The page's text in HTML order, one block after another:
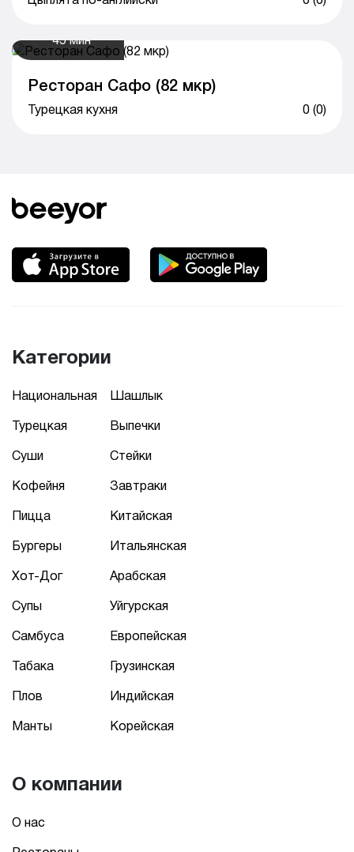
45 мин
Ресторан Сафо (82 мкр)
Турецкая кухня 0 (0)
Категории
Национальная
Турецкая
Суши
Кофейня
Пицца
Бургеры
Хот-Дог
Супы
Самбуса
Табака
Плов
Манты
Шашлык
Выпечки
Стейки
Завтраки
Китайская
Итальянская
Арабская
Уйгурская
Европейская
Грузинская
Индийская
Корейская
О компании
О нас